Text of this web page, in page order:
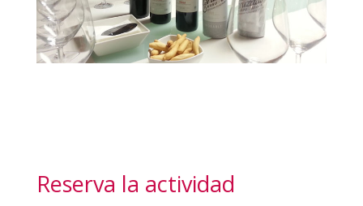
Reserva la actividad